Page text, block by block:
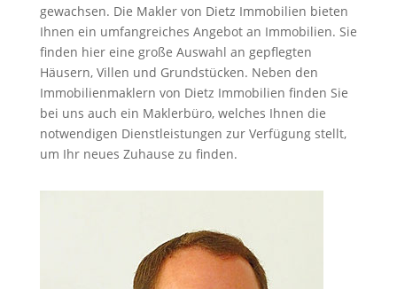
gewachsen. Die Makler von Dietz Immobilien bieten
Ihnen ein umfangreiches Angebot an Immobilien. Sie
finden hier eine große Auswahl an gepflegten
Häusern, Villen und Grundstücken. Neben den
Immobilienmaklern von Dietz Immobilien finden Sie
bei uns auch ein Maklerbüro, welches Ihnen die
notwendigen Dienstleistungen zur Verfügung stellt,
um Ihr neues Zuhause zu finden.